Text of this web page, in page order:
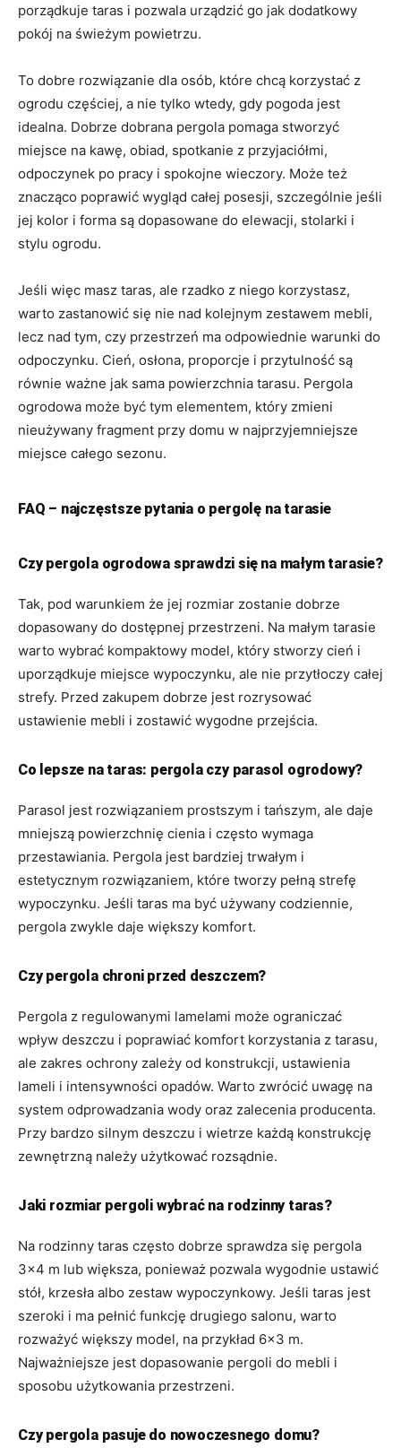
porządkuje taras i pozwala urządzić go jak dodatkowy
pokój na świeżym powietrzu.
To dobre rozwiązanie dla osób, które chcą korzystać z
ogrodu częściej, a nie tylko wtedy, gdy pogoda jest
idealna. Dobrze dobrana pergola pomaga stworzyć
miejsce na kawę, obiad, spotkanie z przyjaciółmi,
odpoczynek po pracy i spokojne wieczory. Może też
znacząco poprawić wygląd całej posesji, szczególnie jeśli
jej kolor i forma są dopasowane do elewacji, stolarki i
stylu ogrodu.
Jeśli więc masz taras, ale rzadko z niego korzystasz,
warto zastanowić się nie nad kolejnym zestawem mebli,
lecz nad tym, czy przestrzeń ma odpowiednie warunki do
odpoczynku. Cień, osłona, proporcje i przytulność są
równie ważne jak sama powierzchnia tarasu. Pergola
ogrodowa może być tym elementem, który zmieni
nieużywany fragment przy domu w najprzyjemniejsze
miejsce całego sezonu.
FAQ – najczęstsze pytania o pergolę na tarasie
Czy pergola ogrodowa sprawdzi się na małym tarasie?
Tak, pod warunkiem że jej rozmiar zostanie dobrze
dopasowany do dostępnej przestrzeni. Na małym tarasie
warto wybrać kompaktowy model, który stworzy cień i
uporządkuje miejsce wypoczynku, ale nie przytłoczy całej
strefy. Przed zakupem dobrze jest rozrysować
ustawienie mebli i zostawić wygodne przejścia.
Co lepsze na taras: pergola czy parasol ogrodowy?
Parasol jest rozwiązaniem prostszym i tańszym, ale daje
mniejszą powierzchnię cienia i często wymaga
przestawiania. Pergola jest bardziej trwałym i
estetycznym rozwiązaniem, które tworzy pełną strefę
wypoczynku. Jeśli taras ma być używany codziennie,
pergola zwykle daje większy komfort.
Czy pergola chroni przed deszczem?
Pergola z regulowanymi lamelami może ograniczać
wpływ deszczu i poprawiać komfort korzystania z tarasu,
ale zakres ochrony zależy od konstrukcji, ustawienia
lameli i intensywności opadów. Warto zwrócić uwagę na
system odprowadzania wody oraz zalecenia producenta.
Przy bardzo silnym deszczu i wietrze każdą konstrukcję
zewnętrzną należy użytkować rozsądnie.
Jaki rozmiar pergoli wybrać na rodzinny taras?
Na rodzinny taras często dobrze sprawdza się pergola
3×4 m lub większa, ponieważ pozwala wygodnie ustawić
stół, krzesła albo zestaw wypoczynkowy. Jeśli taras jest
szeroki i ma pełnić funkcję drugiego salonu, warto
rozważyć większy model, na przykład 6×3 m.
Najważniejsze jest dopasowanie pergoli do mebli i
sposobu użytkowania przestrzeni.
Czy pergola pasuje do nowoczesnego domu?